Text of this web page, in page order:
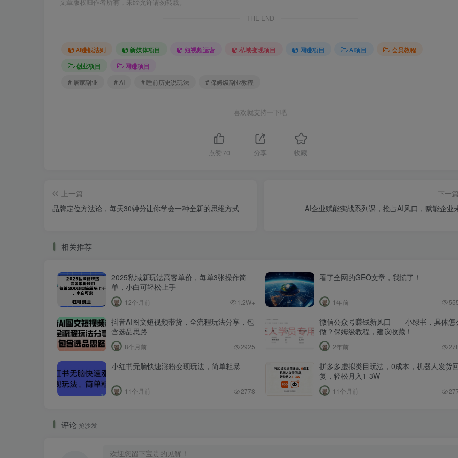
文章版权归作者所有，未经允许请勿转载。
THE END
AI赚钱法则 新媒体项目 短视频运营 私域变现项目 网赚项目 AI项目
会员教程
创业项目
网赚项目
# 居家副业
# AI # 睡前历史说玩法 # 保姆级副业教程
喜欢就支持一下吧
点赞 70 分享 收藏
上一篇
品牌定位方法论，每天30钟分让你学会一种全新的思维方式
下一
AI企业赋能实战系列课，抢占AI风口，赋能企业
相关推荐
2025私域新玩法高客单价，每单3张操作简
单，小白可轻松上手
12个月前 1.2W+
看了全网的GEO文章，我慌了！
1年前
抖音AI图文短视频带货，全流程玩法分享，包
含选品思路
8个月前 2925
微信公众号赚钱新风口——小绿书，具体怎
做？保姆级教程，建议收藏！
2年前
小红书无脑快速涨粉变现玩法，简单粗暴
11个月前 2778
拼多多虚拟类目玩法，0成本，机器人发货
复，轻松月入1-3W
11个月前
评论 抢沙发